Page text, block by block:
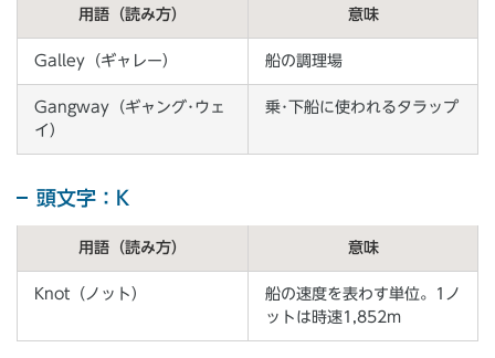
用語（読み方） 意味
Galley（ギャレー） 船の調理場
Gangway（ギャング･ウェ
イ）
乗･下船に使われるタラップ
頭文字：K
用語（読み方） 意味
Knot（ノット） 船の速度を表わす単位。1ノ
ットは時速1,852m